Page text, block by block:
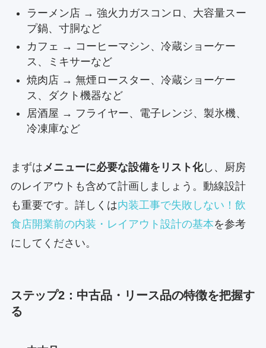
ラーメン店 → 強火力ガスコンロ、大容量スー
プ鍋、寸胴など
カフェ → コーヒーマシン、冷蔵ショーケー
ス、ミキサーなど
焼肉店 → 無煙ロースター、冷蔵ショーケー
ス、ダクト機器など
居酒屋 → フライヤー、電子レンジ、製氷機、
冷凍庫など
まずは メニューに必要な設備をリスト化し、厨房
のレイアウトも含めて計画しましょう。動線設計
も重要です。詳しくは内装工事で失敗しない！飲
食店開業前の内装・レイアウト設計の基本を参考
にしてください。
ステップ2：中古品・リース品の特徴を把握す
る